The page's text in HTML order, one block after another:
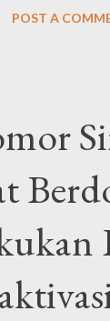
rahim
seiring
di
POST A